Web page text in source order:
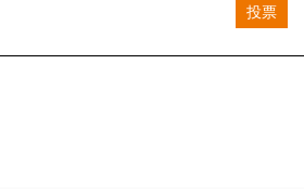
投票